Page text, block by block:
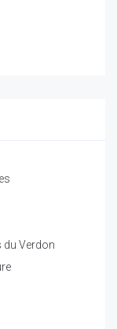
du Verdon